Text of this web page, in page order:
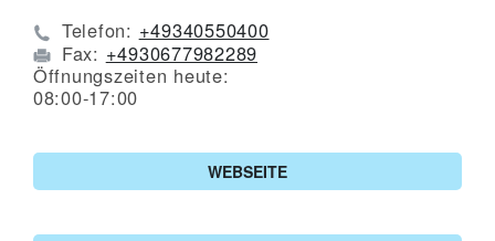
Telefon: +49340550400
Fax: +4930677982289
Öffnungszeiten heute:
08:00-17:00
WEBSEITE